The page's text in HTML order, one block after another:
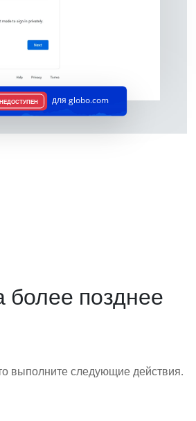
НЕДОСТУПЕН для globo.com
более позднее
выполните следующие действия.